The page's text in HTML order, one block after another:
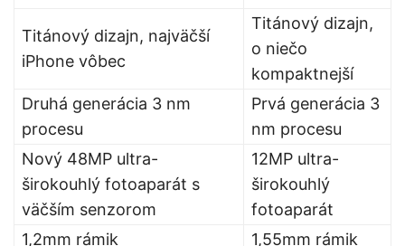
Titánový dizajn, najväčší
iPhone vôbec
Titánový dizajn,
o niečo
kompaktnejší
Druhá generácia 3 nm
procesu
Prvá generácia 3
nm procesu
Nový 48MP ultra-
širokouhlý fotoaparát s
väčším senzorom
12MP ultra-
širokouhlý
fotoaparát
1,2mm rámik
1,55mm rámik